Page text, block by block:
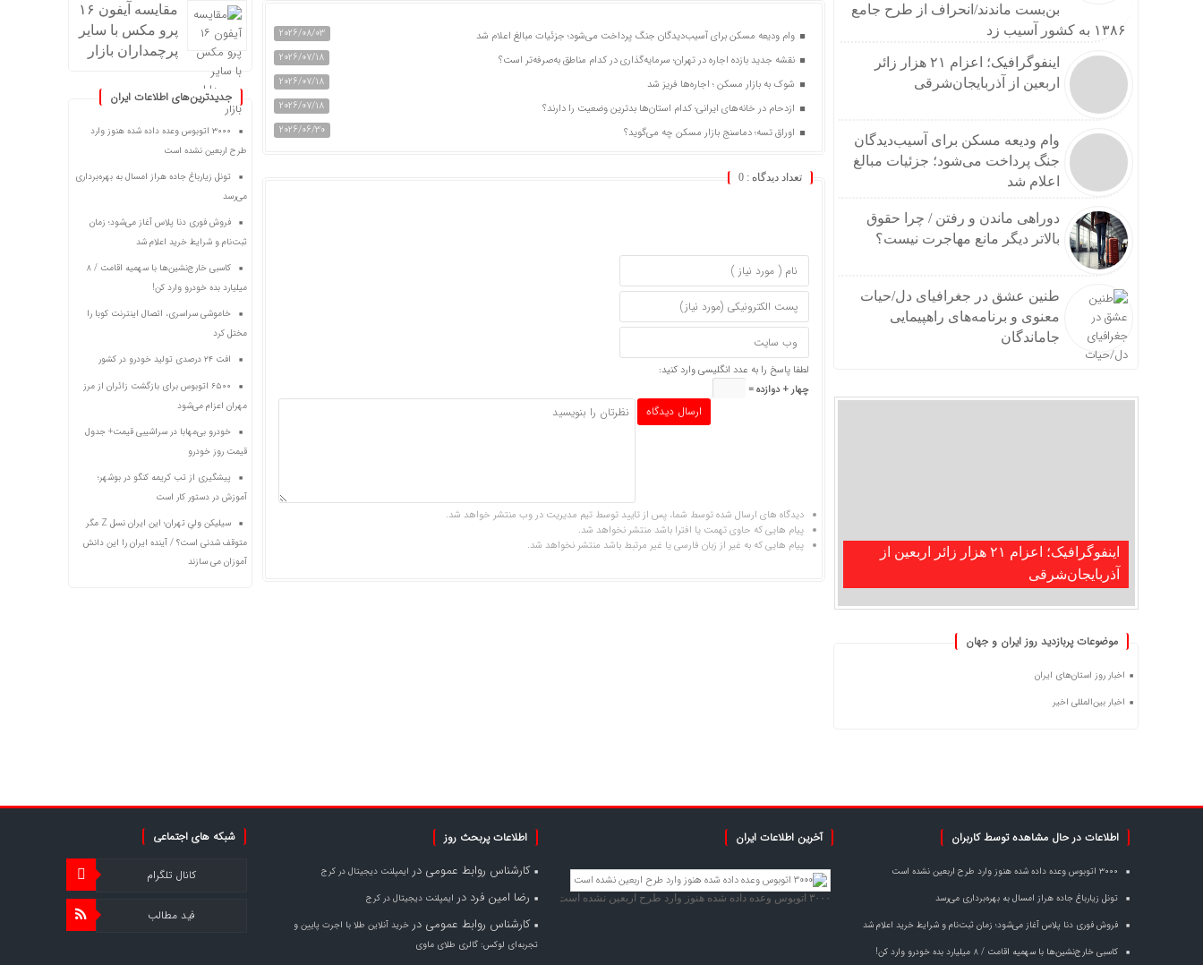
بن‌بست ماندند/انحراف از طرح جامع
۱۳۸۶ به کشور آسیب زد
اینفوگرافیک؛ اعزام ۲۱ هزار زائر
اربعین از آذربایجان‌شرقی
وام ودیعه مسکن برای آسیب‌دیدگان
جنگ پرداخت می‌شود؛ جزئیات مبالغ
اعلام شد
دوراهی ماندن و رفتن / چرا حقوق
بالاتر دیگر مانع مهاجرت نیست؟
طنین عشق در جغرافیای دل/حیات
معنوی و برنامه‌های راهپیمایی
جاماندگان
اینفوگرافیک؛ اعزام ۲۱ هزار زائر اربعین از
آذربایجان‌شرقی
موضوعات پربازدید روز ایران و جهان
اخبار روز استان‌های ایران
اخبار بین‌المللی اخیر
وام ودیعه مسکن برای آسیب‌دیدگان جنگ پرداخت می‌شود؛ جزئیات مبالغ اعلام شد
2026/08/03
نقشه جدید بازده اجاره در تهران؛ سرمایه‌گذاری در کدام مناطق به‌صرفه‌تر است؟
2026/07/18
شوک به بازار مسکن ؛ اجاره‌ها فریز شد
2026/07/18
ازدحام در خانه‌های ایرانی؛ کدام استان‌ها بدترین وضعیت را دارند؟
2026/07/18
اوراق تسه؛ دماسنج بازار مسکن چه می‌گوید؟
2026/06/30
تعداد دیدگاه : 0
لطفا پاسخ را به عدد انگلیسی وارد کنید:
چهار + دوازده =
دیدگاه های ارسال شده توسط شما، پس از تایید توسط تیم مدیریت در وب منتشر خواهد شد.
پیام هایی که حاوی تهمت یا افترا باشد منتشر نخواهد شد.
پیام هایی که به غیر از زبان فارسی یا غیر مرتبط باشد منتشر نخواهد شد.
مقایسه آیفون ۱۶
پرو مکس با سایر
پرچمداران بازار
جدیدترین‌های اطلاعات ایران
۳۰۰۰ اتوبوس وعده داده شده هنوز وارد
طرح اربعین نشده است
تونل زیارباغ جاده هراز امسال به بهره‌برداری
می‌رسد
فروش فوری دنا پلاس آغاز می‌شود؛ زمان
ثبت‌نام و شرایط خرید اعلام شد
کاسبی خارج‌نشین‌ها با سهمیه اقامت / ۸
میلیارد بده خودرو وارد کن!
خاموشی سراسری، اتصال اینترنت کوبا را
مختل کرد
افت ۲۴ درصدی تولید خودرو در کشور
۶۵۰۰ اتوبوس برای بازگشت زائران از مرز
مهران اعزام می‌شود
خودرو بی‌مهابا در سراشیبی قیمت+ جدول
قیمت روز خودرو
پیشگیری از تب کریمه کنگو در بوشهر؛
آموزش در دستور کار است
سیلیکن ولیِ تهران؛ این ایران نسل Z مگر
متوقف شدنی است؟ / آینده ایران را این دانش
آموزان می سازند
اطلاعات در حال مشاهده توسط کاربران
۳۰۰۰ اتوبوس وعده داده شده هنوز وارد طرح اربعین نشده است
تونل زیارباغ جاده هراز امسال به بهره‌برداری می‌رسد
فروش فوری دنا پلاس آغاز می‌شود؛ زمان ثبت‌نام و شرایط خرید اعلام شد
کاسبی خارج‌نشین‌ها با سهمیه اقامت / ۸ میلیارد بده خودرو وارد کن!
آخرین اطلاعات ایران
۳۰۰۰ اتوبوس وعده داده شده هنوز وارد طرح اربعین نشده است
اطلاعات پربحث روز
کارشناس روابط عمومی در ایمپلنت دیجیتال در کرج
رضا امین فرد در ایمپلنت دیجیتال در کرج
کارشناس روابط عمومی درخرید آنلاین طلا با اجرت پایین و
تجربه‌ای لوکس: گالری طلای ماوی
شبکه های اجتماعی
کانال تلگرام
فید مطالب